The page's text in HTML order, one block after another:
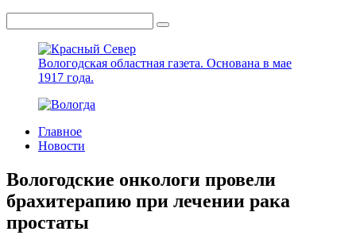
Вологодская областная газета. Основана в мае
1917 года.
Главное
Новости
Вологодские онкологи провели
брахитерапию при лечении рака
простаты